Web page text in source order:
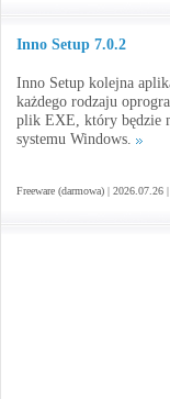
Inno Setup 7.0.2
Inno Setup kolejna
każdego rodzaju
plik EXE, który będzie
systemu Windows.
Freeware (darmowa) | 2026.07.26